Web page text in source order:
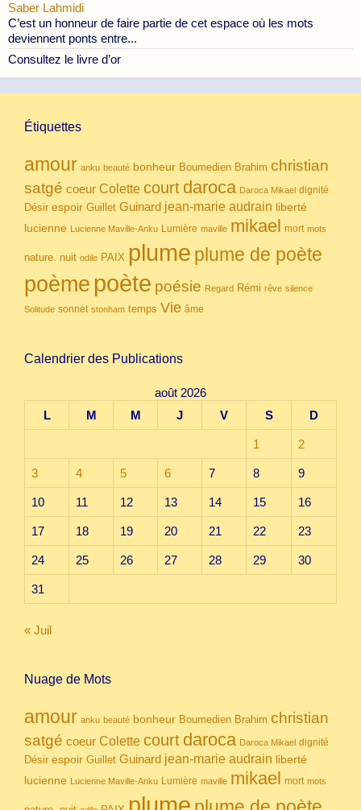
Saber Lahmidi
C’est un honneur de faire partie de cet espace où les mots
deviennent ponts entre...
Consultez le livre d’or
Étiquettes
amour anku beauté bonheur Boumedien Brahim christian
satgé coeur Colette court daroca Daroca Mikael dignité
Désir espoir Guillet Guinard jean-marie audrain liberté
lucienne Lucienne Maville-Anku Lumière maville mikael mort mots
nature. nuit odile PAIX plume plume de poète
poème poète poésie Regard Rémi rêve silence
Solitude sonnet stonham temps Vie âme
Calendrier des Publications
août 2026
L
M M J V S D
1 2
3 4 5 6 7 8 9
10 11 12 13 14 15 16
17 18 19 20 21 22 23
24 25 26 27 28 29 30
31
« Juil
Nuage de Mots
amour anku beauté bonheur Boumedien Brahim christian
satgé coeur Colette court daroca Daroca Mikael dignité
Désir espoir Guillet Guinard jean-marie audrain liberté
lucienne Lucienne Maville-Anku Lumière maville mikael mort mots
plume